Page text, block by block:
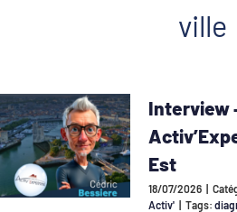
ville
Interview
Est
18/07/2026 |
Activ' | Tags: